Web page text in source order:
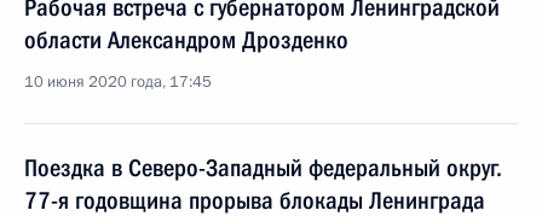
Рабочая встреча с губернатором Ленинградской
области Александром Дрозденко
10 июня 2020 года, 17:45
Поездка в Северо-Западный федеральный округ.
77-я годовщина прорыва блокады Ленинграда